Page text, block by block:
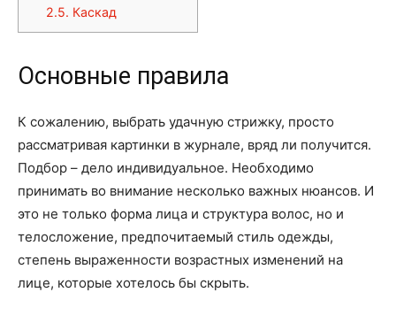
2.5. Каскад
Основные правила
К сожалению, выбрать удачную стрижку, просто
рассматривая картинки в журнале, вряд ли получится.
Подбор – дело индивидуальное. Необходимо
принимать во внимание несколько важных нюансов. И
это не только форма лица и структура волос, но и
телосложение, предпочитаемый стиль одежды,
степень выраженности возрастных изменений на
лице, которые хотелось бы скрыть.